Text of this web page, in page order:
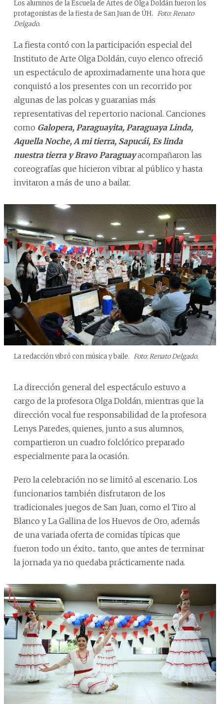
Los alumnos de la Escuela de Artes de Olga Doldán fueron los
protagonistas de la fiesta de San Juan de ÚH. Foto: Renato
Delgado.
La fiesta contó con la participación especial del
Instituto de Arte Olga Doldán, cuyo elenco ofreció
un espectáculo de aproximadamente una hora que
conquistó a los presentes con un recorrido por
algunas de las polcas y guaranias más
representativas del repertorio nacional. Canciones
como Galopera, Paraguayita, Paraguaya Linda,
Aquella Noche, A mi tierra, Sapucái, Es linda
nuestra tierra y Bravo Paraguayacompañaron las
coreografías que hicieron vibrar al público y hasta
invitaron a más de uno a bailar.
La redacción vibró con música y baile. Foto: Renato Delgado.
La dirección general del espectáculo estuvo a
cargo de la profesora Olga Doldán, mientras que la
dirección vocal fue responsabilidad de la profesora
Lenys Paredes, quienes, junto a sus alumnos,
compartieron un cuadro folclórico preparado
especialmente para la ocasión.
Pero la celebración no se limitó al escenario. Los
funcionarios también disfrutaron de los
tradicionales juegos de San Juan, como el Tiro al
Blanco y La Gallina de los Huevos de Oro, además
de una variada oferta de comidas típicas que
fueron todo un éxito... tanto, que antes de terminar
la jornada ya no quedaba prácticamente nada.